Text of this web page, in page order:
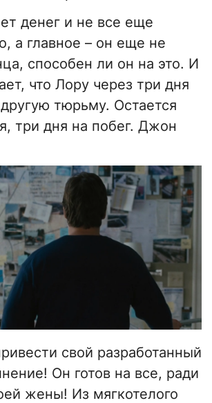
денег и не все еще
а главное – он еще не
способен ли он на это. И
что Лору через три дня
тюрьму. Остается
три дня на побег. Джон
свой разработанный
Он готов на все, ради
жены! Из мягкотелого